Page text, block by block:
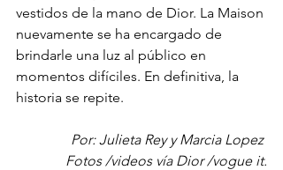
vestidos de la mano de Dior. La Maison
nuevamente se ha encargado de
brindarle una luz al público en
momentos difíciles. En definitiva, la
historia se repite.
Por: Julieta Rey y Marcia Lopez
Fotos /videos vía Dior /vogue it.